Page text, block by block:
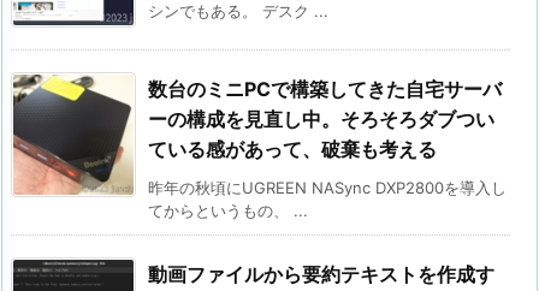
シンでもある。 デスク ...
数台のミニPCで構築してきた自宅サーバ
ーの構成を見直し中。そろそろダブつい
ている感があって、破棄も考える
昨年の秋頃にUGREEN NASync DXP2800を導入し
てからというもの、 ...
動画ファイルから要約テキストを作成す